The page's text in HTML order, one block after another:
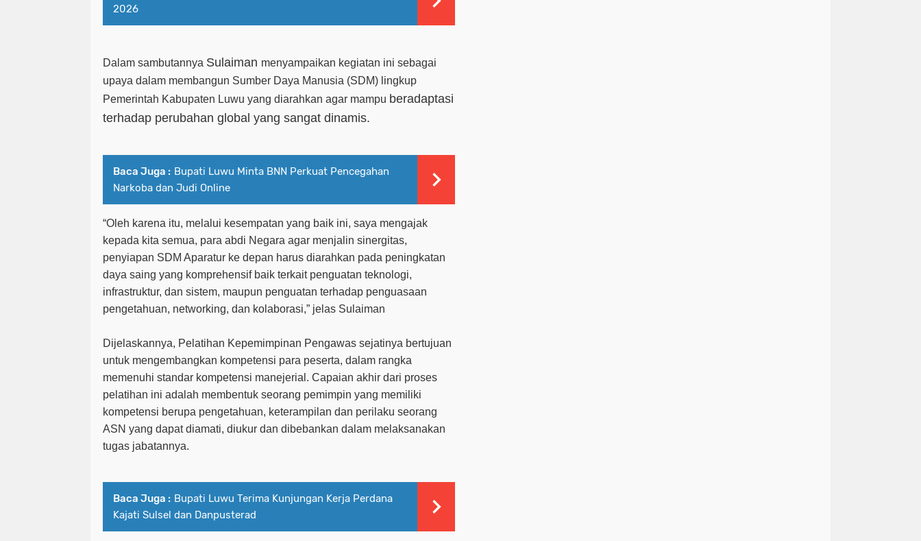
2026
Dalam sambutannya Sulaiman menyampaikan kegiatan ini sebagai
upaya dalam membangun Sumber Daya Manusia (SDM) lingkup
Pemerintah Kabupaten Luwu yang diarahkan agar mampu beradaptasi
terhadap perubahan global yang sangat dinamis.
Baca Juga : Bupati Luwu Minta BNN Perkuat Pencegahan
Narkoba dan Judi Online
“Oleh karena itu, melalui kesempatan yang baik ini, saya mengajak
kepada kita semua, para abdi Negara agar menjalin sinergitas,
penyiapan SDM Aparatur ke depan harus diarahkan pada peningkatan
daya saing yang komprehensif baik terkait penguatan teknologi,
infrastruktur, dan sistem, maupun penguatan terhadap penguasaan
pengetahuan, networking, dan kolaborasi,” jelas Sulaiman
Dijelaskannya, Pelatihan Kepemimpinan Pengawas sejatinya bertujuan
untuk mengembangkan kompetensi para peserta, dalam rangka
memenuhi standar kompetensi manejerial. Capaian akhir dari proses
pelatihan ini adalah membentuk seorang pemimpin yang memiliki
kompetensi berupa pengetahuan, keterampilan dan perilaku seorang
ASN yang dapat diamati, diukur dan dibebankan dalam melaksanakan
tugas jabatannya.
Baca Juga : Bupati Luwu Terima Kunjungan Kerja Perdana
Kajati Sulsel dan Danpusterad